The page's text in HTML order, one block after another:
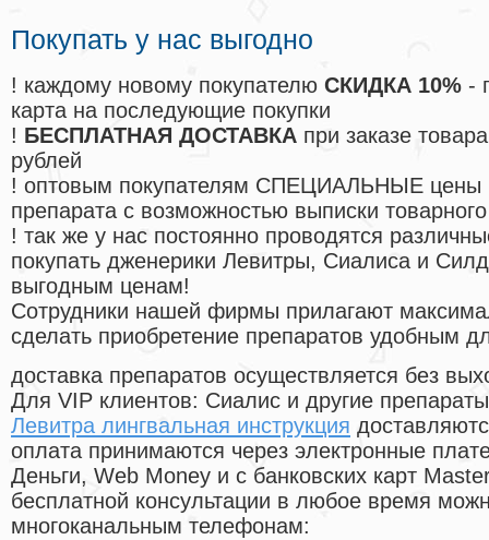
Покупать у нас выгодно
! каждому новому покупателю СКИДКА 10% -
карта на последующие покупки
! БЕСПЛАТНАЯ ДОСТАВКА при заказе
рублей
! оптовым покупателям СПЕЦИАЛЬНЫЕ цены
препарата с возможностью выписки
! так же у нас постоянно проводятся
покупать дженерики Левитры, Сиалиса и
выгодным ценам!
Cотрудники нашей фирмы прилагают
сделать приобретение препаратов удобным
доставка препаратов осуществляется без
Для VIP клиентов: Сиалис и другие
Левитра лингвальная инструкция
оплата принимаются через электронные
Деньги, Web Money и с банковских карт
бесплатной консультации в любое время
многоканальным телефонам: